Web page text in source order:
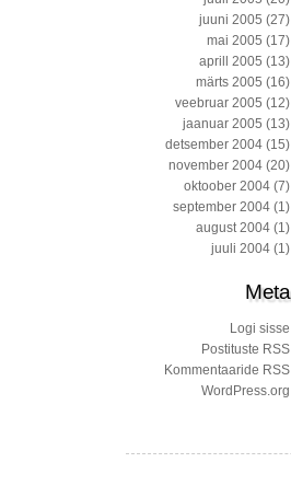
juuni 2005 (27)
mai 2005 (17)
aprill 2005 (13)
märts 2005 (16)
veebruar 2005 (12)
jaanuar 2005 (13)
detsember 2004 (15)
november 2004 (20)
oktoober 2004 (7)
september 2004 (1)
august 2004 (1)
juuli 2004 (1)
Meta
Logi sisse
Postituste RSS
Kommentaaride RSS
WordPress.org